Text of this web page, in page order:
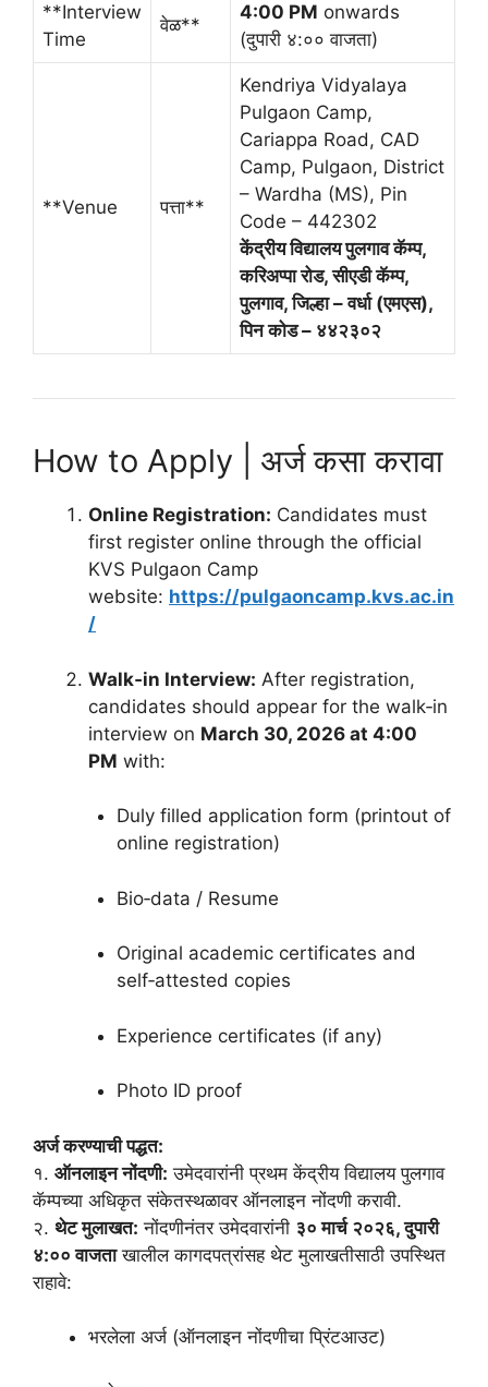
**Interview
Time
वेळ**
4:00 PM onwards
(दुपारी ४:०० वाजता)
**Venue पत्ता**
Kendriya Vidyalaya
Pulgaon Camp,
Cariappa Road, CAD
Camp, Pulgaon, District
– Wardha (MS), Pin
Code – 442302
केंद्रीय विद्यालय पुलगाव कॅम्प,
करिअप्पा रोड, सीएडी कॅम्प,
पुलगाव, जिल्हा – वर्धा (एमएस),
पिन कोड – ४४२३०२
How to Apply | अर्ज कसा करावा
Online Registration: Candidates must
first register online through the official
KVS Pulgaon Camp
website: https://pulgaoncamp.kvs.ac.in
/
Walk‑in Interview: After registration,
candidates should appear for the walk‑in
interview on March 30, 2026 at 4:00
PM with:
Duly filled application form (printout of
online registration)
Bio‑data / Resume
Original academic certificates and
self‑attested copies
Experience certificates (if any)
Photo ID proof
अर्ज करण्याची पद्धत:
१. ऑनलाइन नोंदणी: उमेदवारांनी प्रथम केंद्रीय विद्यालय पुलगाव
कॅम्पच्या अधिकृत संकेतस्थळावर ऑनलाइन नोंदणी करावी.
२. थेट मुलाखत: नोंदणीनंतर उमेदवारांनी ३० मार्च २०२६, दुपारी
४:०० वाजताखालील कागदपत्रांसह थेट मुलाखतीसाठी उपस्थित
राहावे:
भरलेला अर्ज (ऑनलाइन नोंदणीचा प्रिंटआउट)